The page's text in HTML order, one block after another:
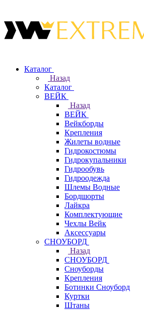
Каталог
Назад
Каталог
ВЕЙК
Назад
ВЕЙК
Вейкборды
Крепления
Жилеты водные
Гидрокостюмы
Гидрокупальники
Гидрообувь
Гидроодежда
Шлемы Водные
Бордшорты
Лайкра
Комплектующие
Чехлы Вейк
Аксессуары
СНОУБОРД
Назад
СНОУБОРД
Сноуборды
Крепления
Ботинки Сноуборд
Куртки
Штаны